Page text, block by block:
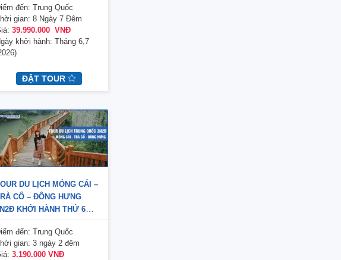
AIRLINES) – NO
đến: Trung Quốc
gian: 8 Ngày 7 Đêm
39.990.000 VNĐ
khởi hành: Tháng 6,7
ĐẶT TOUR
DU LỊCH MÓNG CÁI –
CỔ – ĐÔNG HƯNG
KHỞI HÀNH THỨ 6
đến: Trung Quốc
gian: 3 ngày 2 đêm
3.190.000 VNĐ